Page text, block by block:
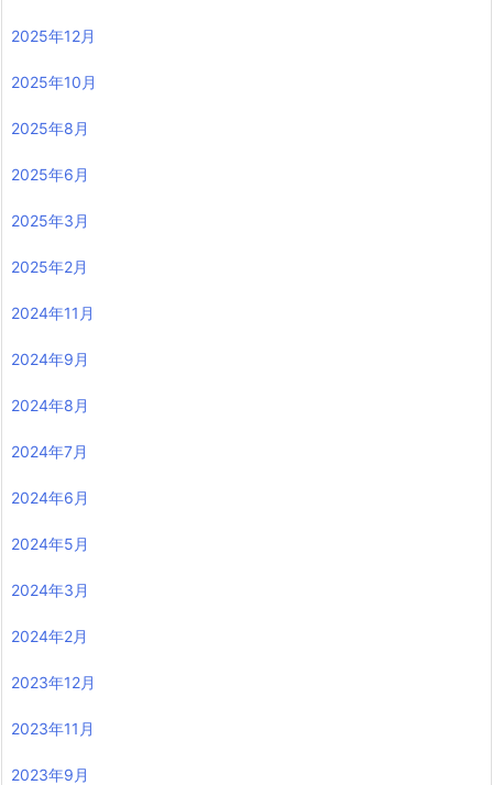
2025年12月
2025年10月
2025年8月
2025年6月
2025年3月
2025年2月
2024年11月
2024年9月
2024年8月
2024年7月
2024年6月
2024年5月
2024年3月
2024年2月
2023年12月
2023年11月
2023年9月